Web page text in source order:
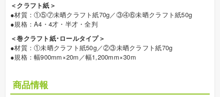
＜クラフト紙＞
●材質：①⑤⑦未晒クラフト紙70g／③④⑥未晒クラフト紙50g
●規格：A4・4才・半才・全判
＜巻クラフト紙･ロールタイプ＞
●材質：①未晒クラフト紙50g／②③未晒クラフト紙70g
●規格：幅900mm×20m／幅1,200mm×30m
商品情報